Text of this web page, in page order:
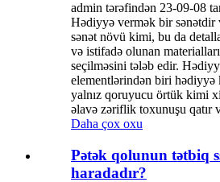
admin tərəfindən 23-09-08
Hədiyyə vermək bir sənətdir
sənət növü kimi, bu da
və istifadə olunan
seçilməsini tələb edir.
elementlərindən biri hədiyyə
yalnız qoruyucu örtük kimi
əlavə zəriflik toxunuşu qatır
Daha çox oxu
Pətək qolunun tətbiq
haradadır?